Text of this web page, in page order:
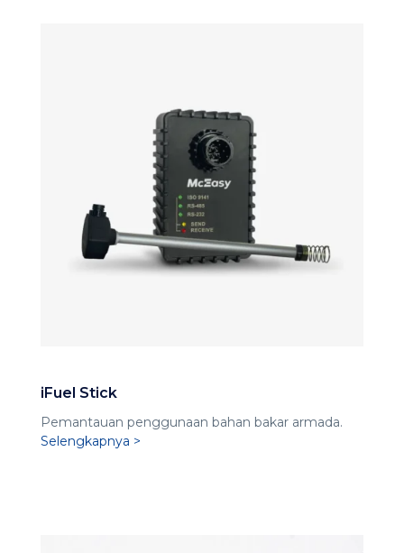
iFuel Stick
Pemantauan penggunaan bahan bakar armada.
Selengkapnya >